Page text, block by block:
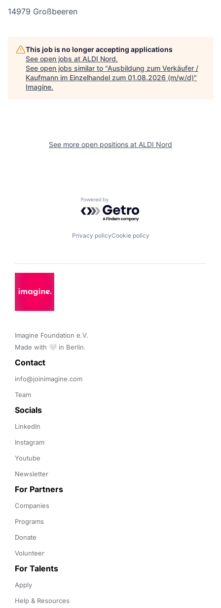
14979 Großbeeren
This job is no longer accepting applications
See open jobs at ALDI Nord.
See open jobs similar to "Ausbildung zum Verkäufer /
Kaufmann im Einzelhandel zum 01.08.2026 (m/w/d)"
Imagine.
See more open positions at ALDI Nord
Powered by Getro.com
Privacy policyCookie policy
Imagine Foundation e.V.
Made with 🤍 in Berlin.
Contact
info@joinimagine.com
Team
Socials
LinkedIn
Instagram
Youtube
Newsletter
For Partners
Companies
Programs
Donate
Volunteer
For Talents
Apply
Help & Resources